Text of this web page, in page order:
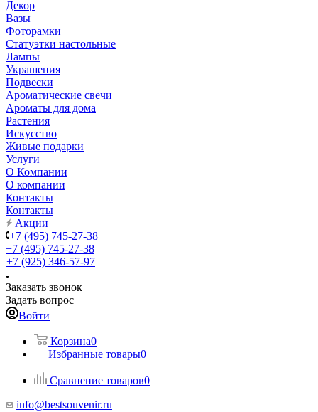
Декор
Вазы
Фоторамки
Статуэтки настольные
Лампы
Украшения
Подвески
Ароматические свечи
Ароматы для дома
Растения
Искусство
Живые подарки
Услуги
О Компании
О компании
Контакты
Контакты
Акции
+7 (495) 745-27-38
+7 (495) 745-27-38
+7 (925) 346-57-97
Заказать звонок
Задать вопрос
Войти
Корзина0
Избранные товары0
Сравнение товаров0
info@bestsouvenir.ru